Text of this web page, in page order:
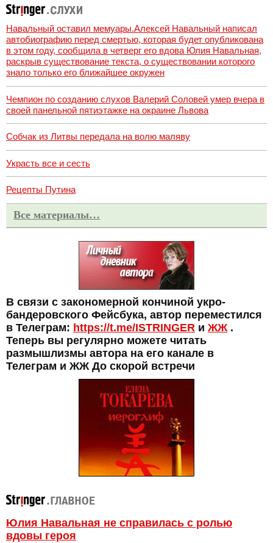
Навальный оставил мемуары.Алексей Навальный написал
автобиографию перед смертью, которая будет опубликована
в этом году, сообщила в четверг его вдова Юлия Навальная,
раскрыв существование текста, о существовании которого
знало только его ближайшее окружен
Чемпион по созданию слухов Валерий Соловей умер вчера в
своей панельной пятиэтажке на окраине Львова
Собчак из Литвы передала на волю маляву
Украсть все и сесть
Рецепты Путина
Все материалы…
В связи с закономерной кончиной укро-
бандеровского Фейсбука, автор переместился
в Телеграм: https://t.me/ISTRINGER и ЖЖ .
Теперь вы регулярно можете читать
размышлизмы автора на его канале в
Телеграм и ЖЖ До скорой встречи
Юлия Навальная не справилась с ролью
вдовы героя